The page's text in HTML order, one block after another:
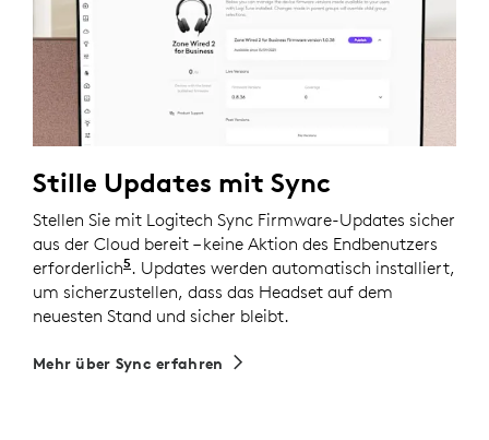
Stille Updates mit Sync
Stellen Sie mit Logitech Sync Firmware-Updates sicher
aus der Cloud bereit – keine Aktion des Endbenutzers
erforderlich5 . Erfordert die Installation von Logi Tune
. Updates werden automatisch installiert,
um sicherzustellen, dass das Headset auf dem
neuesten Stand und sicher bleibt.
Mehr über Sync erfahren